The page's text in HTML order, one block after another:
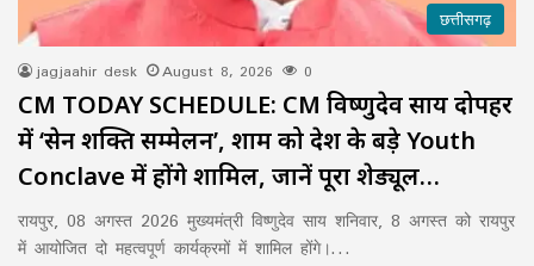
छत्तीसगढ़
jagjaahir desk August 8, 2026 0
CM TODAY SCHEDULE: CM विष्णुदेव साय दोपहर
में ‘सेन शक्ति सम्मेलन’, शाम को देश के बड़े Youth
Conclave में होंगे शामिल, जानें पूरा शेड्यूल…
रायपुर, 08 अगस्त 2026 मुख्यमंत्री विष्णुदेव साय शनिवार, 8 अगस्त को रायपुर
में आयोजित दो महत्वपूर्ण कार्यक्रमों में शामिल होंगे।…